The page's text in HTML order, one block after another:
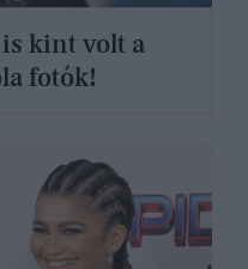
kint volt a
fotók!